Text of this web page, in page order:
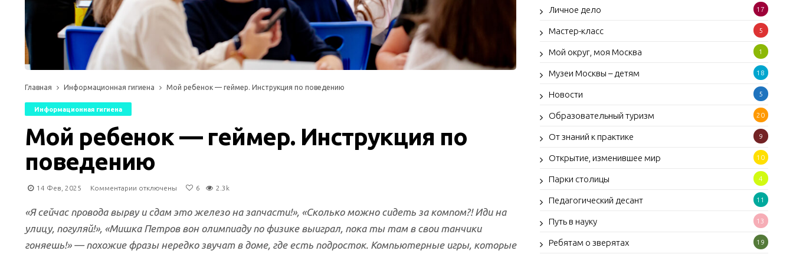
Главная Информационная гигиена Мой ребенок — геймер. Инструкция по поведению
Информационная гигиена
Мой ребенок — геймер. Инструкция по
поведению
14 Фев, 2025 Комментарии к
Мой
—
геймер.
отключены 6 2.3k
«Я сейчас провода вырву и сдам это железо на запчасти!», «Сколько можно сидеть за компом?! Иди на
улицу, погуляй!», «Мишка Петров вон олимпиаду по физике выиграл, пока ты там в свои танчики
гоняешь!» — похожие фразы нередко звучат в доме, где есть подросток. Компьютерные игры, которые
Личное дело 17
Мастер-класс 5
Мой округ, моя Москва 1
Музеи Москвы – детям 18
Новости 5
Образовательный туризм 20
От знаний к практике 9
Открытие, изменившее мир 10
Парки столицы 4
Педагогический десант 11
Путь в науку 13
Ребятам о зверятах 19